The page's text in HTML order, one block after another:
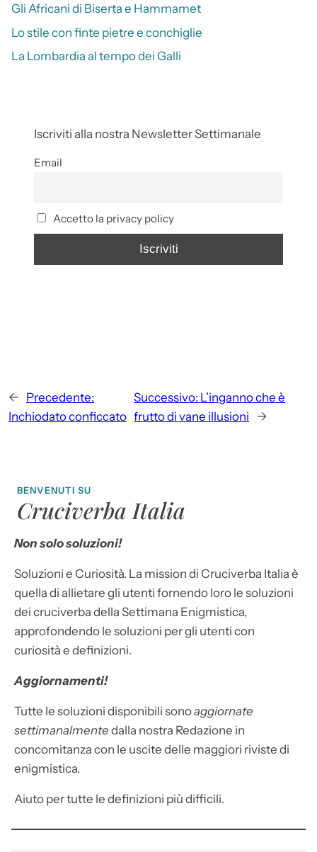
Gli Africani di Biserta e Hammamet
Lo stile con finte pietre e conchiglie
La Lombardia al tempo dei Galli
Iscriviti alla nostra Newsletter Settimanale
Email
Accetto la privacy policy
← Precedente:
Inchiodato conficcato
Successivo: L’inganno che è
frutto di vane illusioni
→
BENVENUTI SU
Cruciverba Italia
Non solo soluzioni!
Soluzioni e Curiosità. La mission di Cruciverba Italia è
quella di allietare gli utenti fornendo loro le soluzioni
dei cruciverba della Settimana Enigmistica,
approfondendo le soluzioni per gli utenti con
curiosità e definizioni.
Aggiornamenti!
Tutte le soluzioni disponibili sonoaggiornate
settimanalmente dalla nostra Redazione in
concomitanza con le uscite delle maggiori riviste di
enigmistica.
Aiuto per tutte le definizioni più difficili.